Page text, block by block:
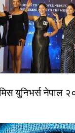
युनिभर्स नेपाल